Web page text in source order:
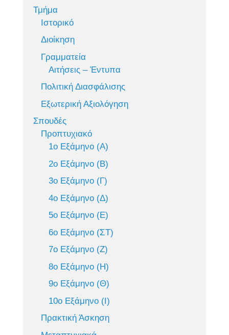
Τμήμα
Ιστορικό
Διοίκηση
Γραμματεία
Αιτήσεις – Έντυπα
Πολιτική Διασφάλισης
Εξωτερική Αξιολόγηση
Σπουδές
Προπτυχιακό
1ο Εξάμηνο (Α)
2ο Εξάμηνο (Β)
3ο Εξάμηνο (Γ)
4ο Εξάμηνο (Δ)
5ο Εξάμηνο (Ε)
6ο Εξάμηνο (ΣΤ)
7ο Εξάμηνο (Ζ)
8ο Εξάμηνο (Η)
9ο Εξάμηνο (Θ)
10ο Εξάμηνο (Ι)
Πρακτική Άσκηση